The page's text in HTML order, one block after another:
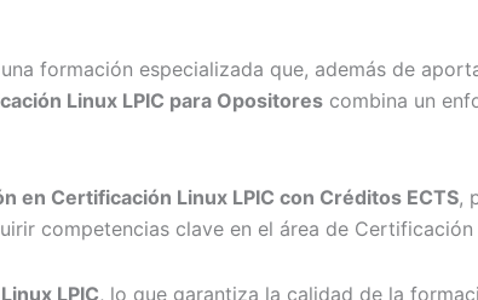
formación especializada que, además de
Linux LPIC para Opositores combina un
en Certificación Linux LPIC con Créditos ECTS,
competencias clave en el área de
LPIC, lo que garantiza la calidad de la